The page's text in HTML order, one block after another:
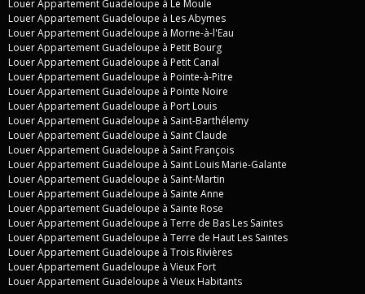
Louer Appartement Guadeloupe à Le Moule
Louer Appartement Guadeloupe à Les Abymes
Louer Appartement Guadeloupe à Morne-à-l'Eau
Louer Appartement Guadeloupe à Petit Bourg
Louer Appartement Guadeloupe à Petit Canal
Louer Appartement Guadeloupe à Pointe-à-Pitre
Louer Appartement Guadeloupe à Pointe Noire
Louer Appartement Guadeloupe à Port Louis
Louer Appartement Guadeloupe à Saint-Barthélemy
Louer Appartement Guadeloupe à Saint Claude
Louer Appartement Guadeloupe à Saint François
Louer Appartement Guadeloupe à Saint Louis Marie-Galante
Louer Appartement Guadeloupe à Saint-Martin
Louer Appartement Guadeloupe à Sainte Anne
Louer Appartement Guadeloupe à Sainte Rose
Louer Appartement Guadeloupe à Terre de Bas Les Saintes
Louer Appartement Guadeloupe à Terre de Haut Les Saintes
Louer Appartement Guadeloupe à Trois Rivières
Louer Appartement Guadeloupe à Vieux Fort
Louer Appartement Guadeloupe à Vieux Habitants